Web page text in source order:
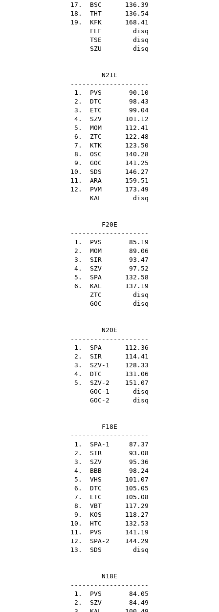
17. BSC 136.39
18. THT 136.54
19. KFK 168.41
FLF disq
TSE disq
SZU disq
N21E
--------------------
1. PVS 90.10
2. DTC 98.43
3. ETC 99.04
4. SZV 101.12
5. MOM 112.41
6. ZTC 122.48
7. KTK 123.50
8. OSC 140.28
9. GOC 141.25
10. SDS 146.27
11. ARA 159.51
12. PVM 173.49
KAL disq
F20E
--------------------
1. PVS 85.19
2. MOM 89.06
3. SIR 93.47
4. SZV 97.52
5. SPA 132.58
6. KAL 137.19
ZTC disq
GOC disq
N20E
--------------------
1. SPA 112.36
2. SIR 114.41
3. SZV-1 128.33
4. DTC 131.06
5. SZV-2 151.07
GOC-1 disq
GOC-2 disq
F18E
--------------------
1. SPA-1 87.37
2. SIR 93.08
3. SZV 95.36
4. BBB 98.24
5. VHS 101.07
6. DTC 105.05
7. ETC 105.08
8. VBT 117.29
9. KOS 118.27
10. HTC 132.53
11. PVS 141.19
12. SPA-2 144.29
13. SDS disq
N18E
--------------------
1. PVS 84.05
2. SZV 84.49